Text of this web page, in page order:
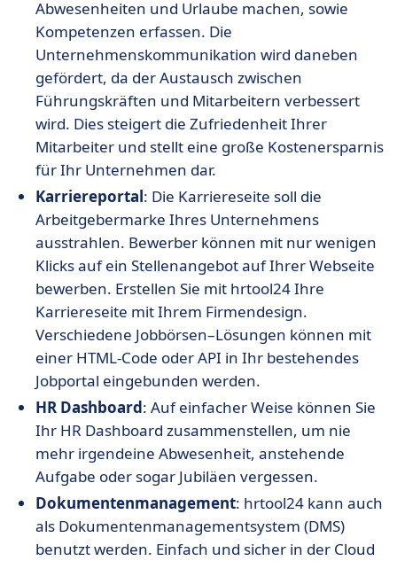
Abwesenheiten und Urlaube machen, sowie
Kompetenzen erfassen. Die
Unternehmenskommunikation wird daneben
gefördert, da der Austausch zwischen
Führungskräften und Mitarbeitern verbessert
wird. Dies steigert die Zufriedenheit Ihrer
Mitarbeiter und stellt eine große Kostenersparnis
für Ihr Unternehmen dar.
Karriereportal: Die Karriereseite soll die
Arbeitgebermarke Ihres Unternehmens
ausstrahlen. Bewerber können mit nur wenigen
Klicks auf ein Stellenangebot auf Ihrer Webseite
bewerben. Erstellen Sie mit hrtool24 Ihre
Karriereseite mit Ihrem Firmendesign.
Verschiedene Jobbörsen–Lösungen können mit
einer HTML-Code oder API in Ihr bestehendes
Jobportal eingebunden werden.
HR Dashboard: Auf einfacher Weise können Sie
Ihr HR Dashboard zusammenstellen, um nie
mehr irgendeine Abwesenheit, anstehende
Aufgabe oder sogar Jubiläen vergessen.
Dokumentenmanagement: hrtool24 kann auch
als Dokumentenmanagementsystem (DMS)
benutzt werden. Einfach und sicher in der Cloud